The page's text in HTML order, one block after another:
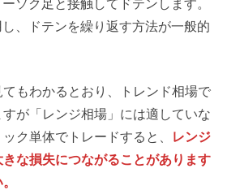
、ドテンを繰り返す方法が一般的
もわかるとおり、トレンド相場で
が「レンジ相場」には適していな
ク単体でトレードすると、
レンジ
な損失につながることがあります